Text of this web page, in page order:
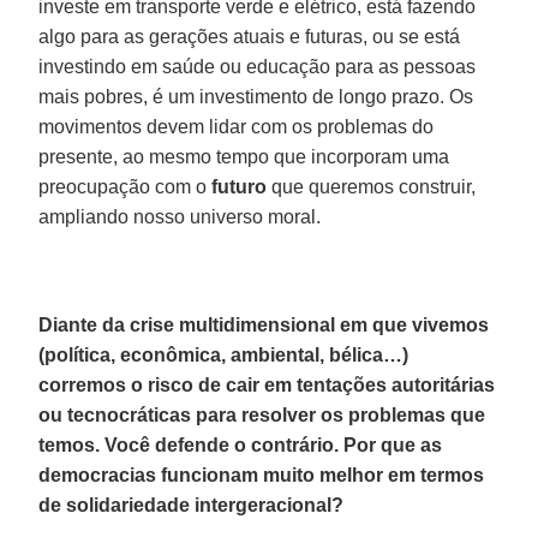
investe em transporte verde e elétrico, está fazendo
algo para as gerações atuais e futuras, ou se está
investindo em saúde ou educação para as pessoas
mais pobres, é um investimento de longo prazo. Os
movimentos devem lidar com os problemas do
presente, ao mesmo tempo que incorporam uma
preocupação com ofuturo que queremos construir,
ampliando nosso universo moral.
Diante da crise multidimensional em que vivemos
(política, econômica, ambiental, bélica…)
corremos o risco de cair em tentações autoritárias
ou tecnocráticas para resolver os problemas que
temos. Você defende o contrário. Por que as
democracias funcionam muito melhor em termos
de solidariedade intergeracional?